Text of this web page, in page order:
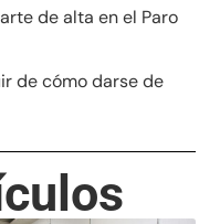
de alta en el Paro
de cómo darse de